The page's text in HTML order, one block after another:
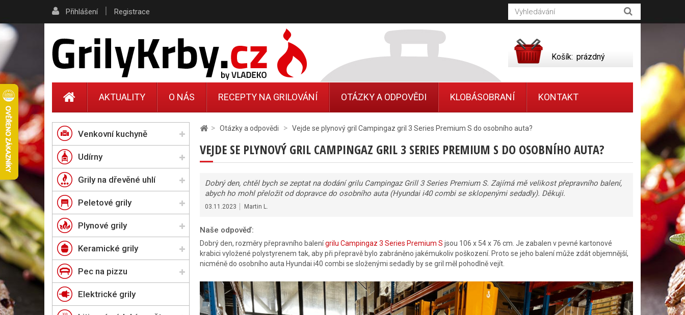
> Otázky a odpovědi > Vejde se plynový gril Campingaz gril 3 Series Premium S do osobního auta?
VEJDE SE PLYNOVÝ GRIL CAMPINGAZ GRIL 3 SERIES PREMIUM S DO OSOBNÍHO AUTA?
Dobrý den, chtěl bych se zeptat na dodání grilu Campingaz Grill 3 Series Premium S. Zajímá mě velikost přepravního balení,
abych ho mohl přeložit od dopravce do osobního auta (Hyundai i40 combi se sklopenými sedadly). Děkuji.
03.11.2023 Martin L.
Naše odpověď:
Dobrý den, rozměry přepravního balenígrilu Campingaz 3 Series Premium S jsou 106 x 54 x 76 cm. Je zabalen v pevné kartonové
krabici vyložené polystyrenem tak, aby při přepravě bylo zabráněno jakémukoliv poškození. Proto se jeho balení může zdát objemnější,
nicméně do osobního auta Hyundai i40 combi se složenými sedadly by se gril měl pohodlně vejít.
Venkovní kuchyně
Udírny
Grily na dřevěné uhlí
Peletové grily
Plynové grily
Keramické grily
Pec na pizzu
Elektrické grily
Přihlášení | Registrace
Košík: prázdný
AKTUALITY O NÁS RECEPTY NA GRILOVÁNÍ OTÁZKY A ODPOVĚDI KLOBÁSOBRANÍ KONTAKT